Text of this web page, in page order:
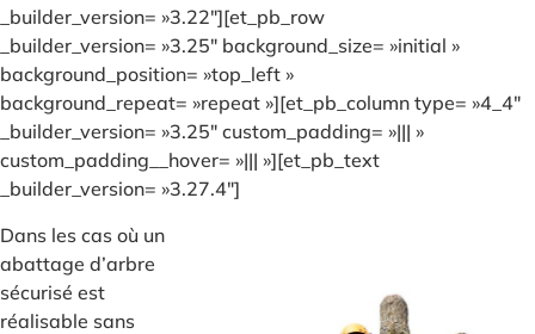
_builder_version= »3.22″][et_pb_row
_builder_version= »3.25″ background_size= »initial »
background_position= »top_left »
background_repeat= »repeat »][et_pb_column type= »4_4″
_builder_version= »3.25″ custom_padding= »||| »
custom_padding__hover= »||| »][et_pb_text
_builder_version= »3.27.4″]
Dans les cas où un
abattage d’arbre
sécurisé est
réalisable sans